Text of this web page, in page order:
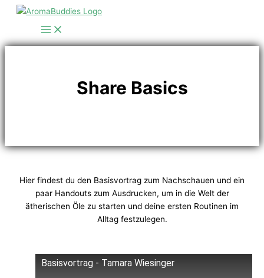
Zum
Share Basics
Hier findest du den Basisvortrag zum Nachschauen und ein
paar Handouts zum Ausdrucken, um in die Welt der
ätherischen Öle zu starten und deine ersten Routinen im
Alltag festzulegen.
Basisvortrag - Tamara Wiesinger